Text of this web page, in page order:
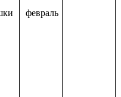
февраль